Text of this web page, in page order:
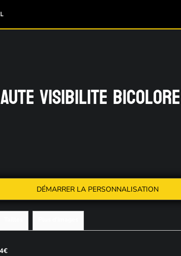
VISIBILITE BICOLORE
DÉMARRER LA PERSONNALISATION